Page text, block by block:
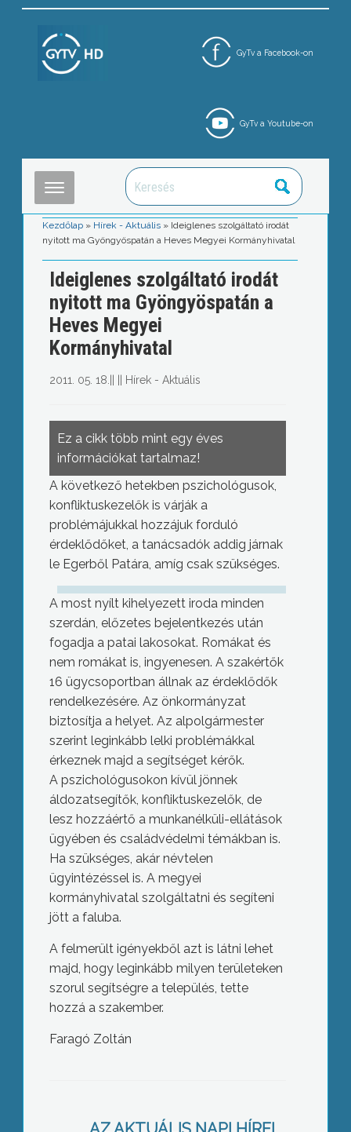
GyTv a Facebook-on
GyTv a Youtube-on
Kezdőlap » Hírek - Aktuális » Ideiglenes szolgáltató irodát
nyitott ma Gyöngyöspatán a Heves Megyei Kormányhivatal
Ideiglenes szolgáltató irodát
nyitott ma Gyöngyöspatán a
Heves Megyei
Kormányhivatal
2011. 05. 18. Hírek - Aktuális
Ez a cikk több mint egy éves
információkat tartalmaz!
A következő hetekben pszichológusok,
konfliktuskezelők is várják a
problémájukkal hozzájuk forduló
érdeklődőket, a tanácsadók addig járnak
le Egerből Patára, amíg csak szükséges.
A most nyílt kihelyezett iroda minden
szerdán, előzetes bejelentkezés után
fogadja a patai lakosokat. Romákat és
nem romákat is, ingyenesen. A szakértők
16 ügycsoportban állnak az érdeklődők
rendelkezésére. Az önkormányzat
biztosítja a helyet. Az alpolgármester
szerint leginkább lelki problémákkal
érkeznek majd a segítséget kérők.
A pszichológusokon kívül jönnek
áldozatsegítők, konfliktuskezelők, de
lesz hozzáértő a munkanélküli-ellátások
ügyében és családvédelmi témákban is.
Ha szükséges, akár névtelen
ügyintézéssel is. A megyei
kormányhivatal szolgáltatni és segíteni
jött a faluba.
A felmerült igényekből azt is látni lehet
majd, hogy leginkább milyen területeken
szorul segítségre a település, tette
hozzá a szakember.
Faragó Zoltán